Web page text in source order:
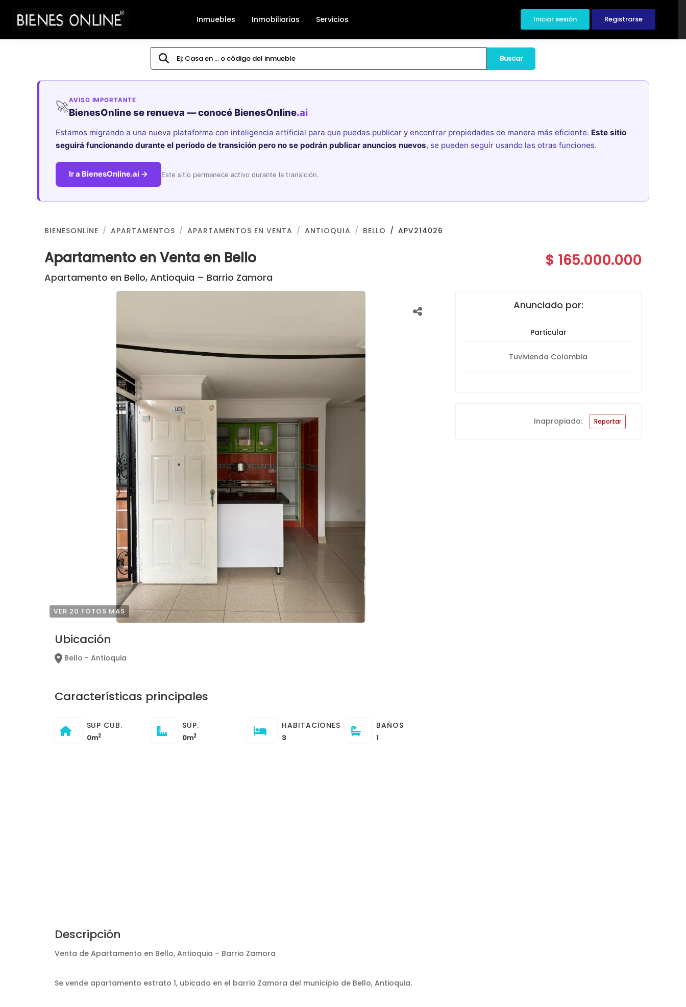
Inmuebles Inmobiliarias Servicios Iniciar sesión Registrarse
Buscar
🚀AVISO IMPORTANTE
BienesOnline se renueva — conocé BienesOnline.ai
Estamos migrando a una nueva plataforma con inteligencia artificial para que puedas publicar y encontrar propiedades de manera más eficiente. Este sitio
seguirá funcionando durante el período de transición pero no se podrán publicar anuncios nuevos, se pueden seguir usando las otras funciones.
Ir a BienesOnline.ai → Este sitio permanece activo durante la transición.
BIENESONLINE APARTAMENTOS APARTAMENTOS EN VENTA ANTIOQUIA BELLO APV214026
Apartamento en Venta en Bello
Apartamento en Bello, Antioquia – Barrio Zamora
$ 165.000.000
VER 20 FOTOS MAS
Ubicación
Bello - Antioquia
Características principales
SUP CUB.
0m2
SUP.
0m2
HABITACIONES
3
BAÑOS
1
Descripción
Venta de Apartamento en Bello, Antioquia – Barrio Zamora
Se vende apartamento estrato 1, ubicado en el barrio Zamora del municipio de Bello, Antioquia.
Anunciado por:
Particular
Tuvivienda Colombia
Inapropiado: Reportar